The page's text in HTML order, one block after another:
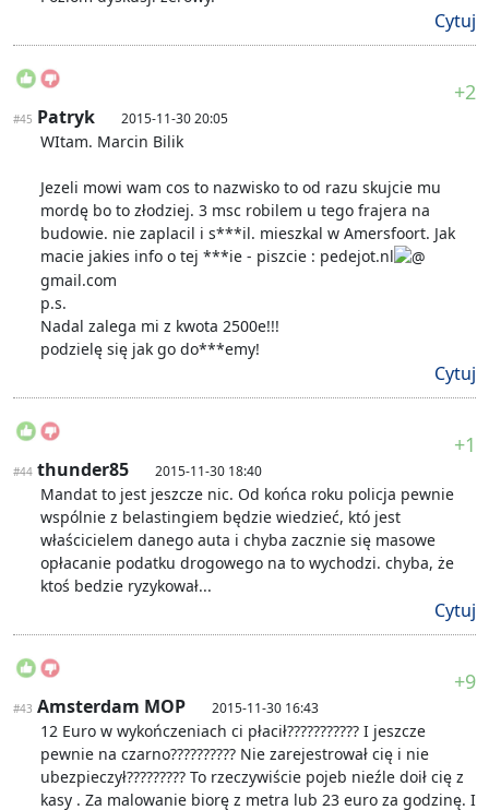
Cytuj
+2
#45 Patryk 2015-11-30 20:05
WItam. Marcin Bilik
Jezeli mowi wam cos to nazwisko to od razu skujcie mu
mordę bo to złodziej. 3 msc robilem u tego frajera na
budowie. nie zaplacil i s***il. mieszkal w Amersfoort. Jak
macie jakies info o tej ***ie - piszcie : pedejot.nl
gmail.com
p.s.
Nadal zalega mi z kwota 2500e!!!
podzielę się jak go do***emy!
Cytuj
+1
#44 thunder85 2015-11-30 18:40
Mandat to jest jeszcze nic. Od końca roku policja pewnie
wspólnie z belastingiem będzie wiedzieć, któ jest
właścicielem danego auta i chyba zacznie się masowe
opłacanie podatku drogowego na to wychodzi. chyba, że
ktoś bedzie ryzykował...
Cytuj
+9
#43 Amsterdam MOP 2015-11-30 16:43
12 Euro w wykończeniach ci płacił??????????? I jeszcze
pewnie na czarno?????????? Nie zarejestrował cię i nie
ubezpieczył????????? To rzeczywiście pojeb nieźle doił cię z
kasy . Za malowanie biorę z metra lub 23 euro za godzinę. I